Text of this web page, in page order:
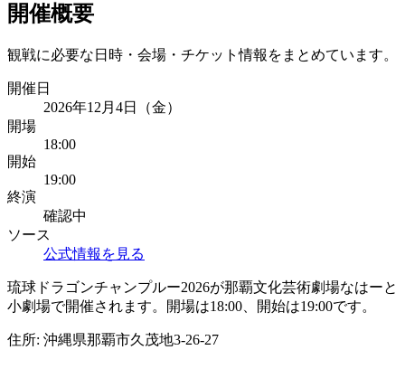
開催概要
観戦に必要な日時・会場・チケット情報をまとめています。
開催日
2026年12月4日（金）
開場
18:00
開始
19:00
終演
確認中
ソース
公式情報を見る
琉球ドラゴンチャンプルー2026が那覇文化芸術劇場なはーと
小劇場で開催されます。開場は18:00、開始は19:00です。
住所: 沖縄県那覇市久茂地3-26-27